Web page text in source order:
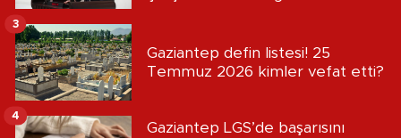
Gaziantep defin listesi! 25
Temmuz 2026 kimler vefat etti?
3
Gaziantep LGS’de başarısını
4